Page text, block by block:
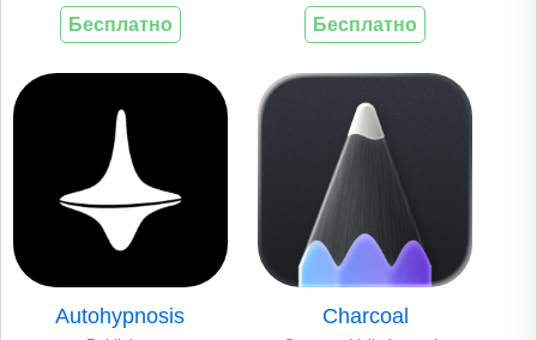
Бесплатно Бесплатно
Autohypnosis Charcoal